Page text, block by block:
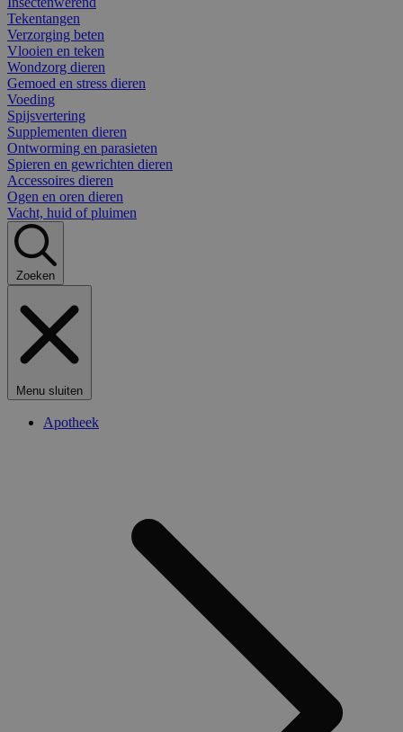
Tekentangen
Verzorging beten
Vlooien en teken
Wondzorg dieren
Gemoed en stress dieren
Voeding
Spijsvertering
Supplementen dieren
Ontworming en parasieten
Spieren en gewrichten dieren
Accessoires dieren
Ogen en oren dieren
Vacht, huid of pluimen
Zoeken
Menu sluiten
Apotheek